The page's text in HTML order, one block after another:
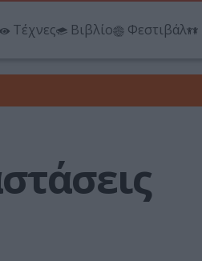
Τέχνες Βιβλίο Φεστιβάλ